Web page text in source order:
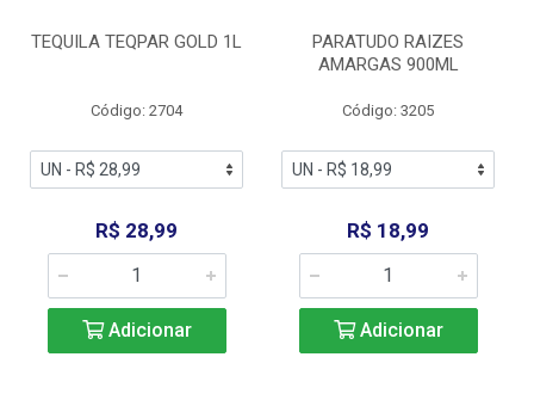
TEQUILA TEQPAR GOLD 1L
Código: 2704
R$ 28,99
Adicionar
PARATUDO RAIZES
AMARGAS 900ML
Código: 3205
R$ 18,99
Adicionar